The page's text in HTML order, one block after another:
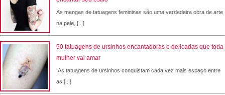
As mangas de tatuagens femininas são uma verdadeira obra de arte
na pele, [...]
50 tatuagens de ursinhos encantadoras e delicadas que toda
mulher vai amar
As tatuagens de ursinhos conquistam cada vez mais espaço entre
as [...]